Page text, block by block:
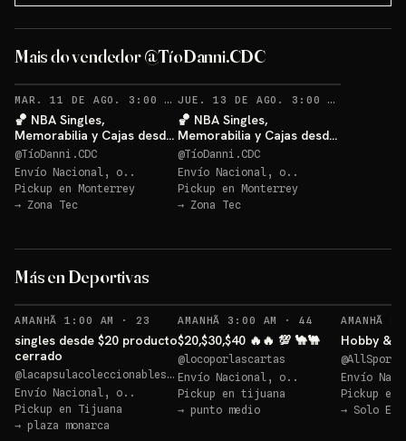
Mais do vendedor @TíoDanni.CDC
MAR. 11 DE AGO. 3:00 AM · 62RECORDATORIOS
🏀 NBA Singles,
Memorabilia y Cajas desde
$20 🔥
@TíoDanni.CDC
Envío Nacional, o..
Pickup en Monterrey
→ Zona Tec
JUE. 13 DE AGO. 3:00 AM
🏀 NBA Singles,
Memorabilia y Cajas desde
$20 🔥
@TíoDanni.CDC
Envío Nacional, o..
Pickup en Monterrey
→ Zona Tec
Más en Deportivas
AMANHÃ 1:00 AM · 23 RECORDATORIOS
singles desde $20 producto
cerrado
@lacapsulacoleccionables25
Envío Nacional, o..
Pickup en Tijuana
→ plaza monarca
AMANHÃ 3:00 AM · 44 RECORDATORIOS
$20,$30,$40 🔥🔥 💯 🐪🐫
@locoporlascartas
Envío Nacional, o..
Pickup en tijuana
→ punto medio
AMANHÃ
Hobby &
@
Envío
Pickup en
→ Solo